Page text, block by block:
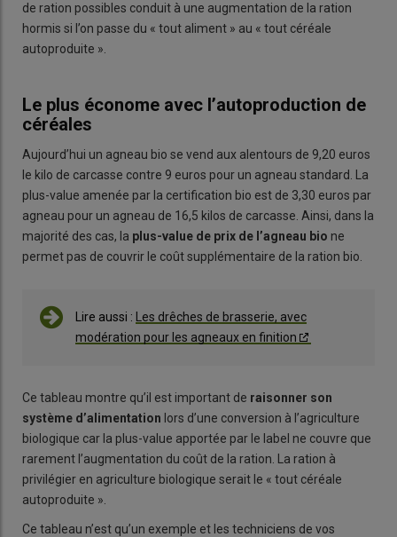
de ration possibles conduit à une augmentation de la ration
hormis si l’on passe du « tout aliment » au « tout céréale
autoproduite ».
Le plus économe avec l’autoproduction de
céréales
Aujourd’hui un agneau bio se vend aux alentours de 9,20 euros
le kilo de carcasse contre 9 euros pour un agneau standard. La
plus-value amenée par la certification bio est de 3,30 euros par
agneau pour un agneau de 16,5 kilos de carcasse. Ainsi, dans la
majorité des cas, la plus-value de prix de l’agneau bio ne
permet pas de couvrir le coût supplémentaire de la ration bio.
Lire aussi :
Les drêches de brasserie, avec
modération pour les agneaux en finition
Ce tableau montre qu’il est important de raisonner son
système d’alimentation lors d’une conversion à l’agriculture
biologique car la plus-value apportée par le label ne couvre que
rarement l’augmentation du coût de la ration. La ration à
privilégier en agriculture biologique serait le « tout céréale
autoproduite ».
Ce tableau n’est qu’un exemple et les techniciens de vos